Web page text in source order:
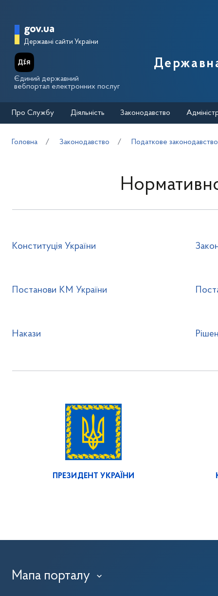
Головна сторінка Державної
gov.ua
Державні сайти України
Єдиний державний
вебпортал електронних послуг
Про Службу Діяльність Законодавство
Головна Законодавство Податкове законодавство
Конституція України
Постанови КМ України
Накази
ПРЕЗИДЕНТ УКРАЇНИ
Мапа порталу ›